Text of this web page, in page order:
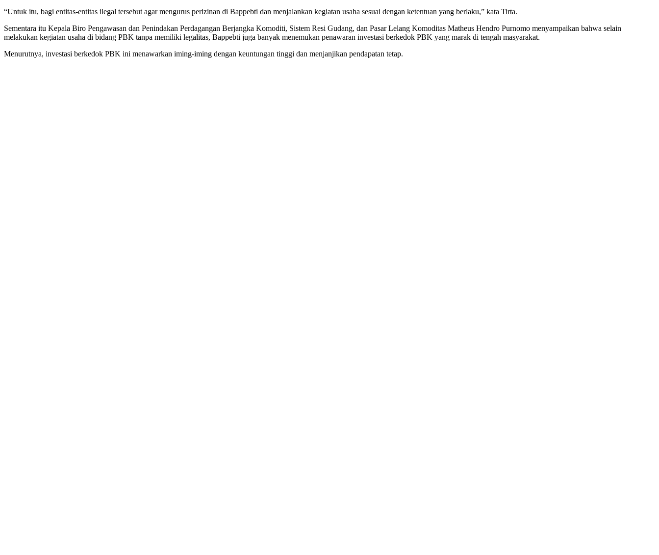
“Untuk itu, bagi entitas-entitas ilegal tersebut agar mengurus perizinan di Bappebti dan menjalankan kegiatan usaha sesuai dengan ketentuan yang berlaku,” kata Tirta.
Sementara itu Kepala Biro Pengawasan dan Penindakan Perdagangan Berjangka Komoditi, Sistem Resi Gudang, dan Pasar Lelang Komoditas Matheus Hendro Purnomo menyampaikan bahwa selain
melakukan kegiatan usaha di bidang PBK tanpa memiliki legalitas, Bappebti juga banyak menemukan penawaran investasi berkedok PBK yang marak di tengah masyarakat.
Menurutnya, investasi berkedok PBK ini menawarkan iming-iming dengan keuntungan tinggi dan menjanjikan pendapatan tetap.